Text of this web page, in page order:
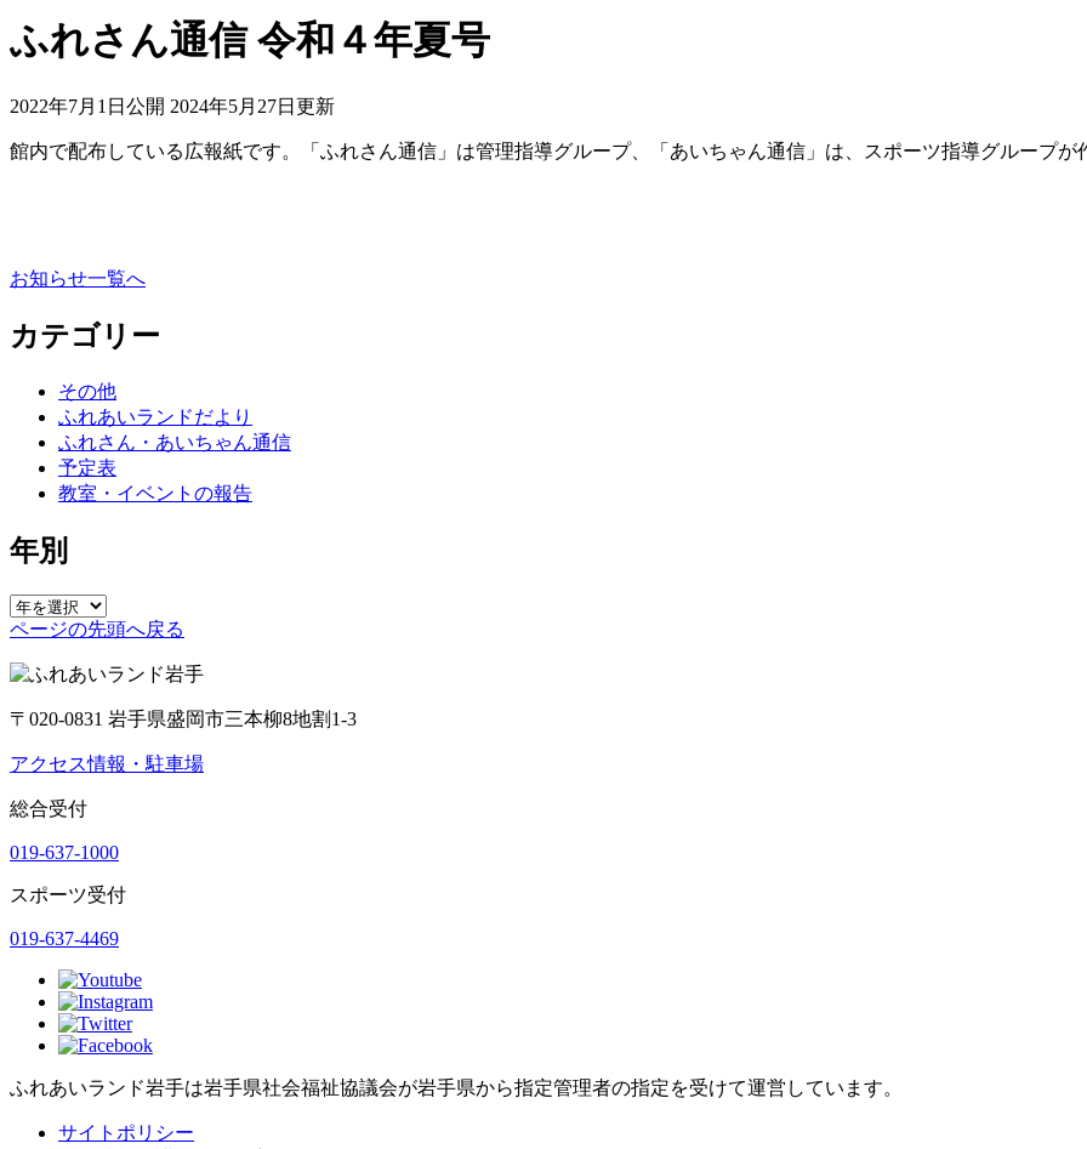
ふれさん通信 令和４年夏号
2022年7月1日公開 2024年5月27日更新
館内で配布している広報紙です。「ふれさん通信」は管理指導グループ、「あいちゃん通信」は、スポーツ指導グループが
お知らせ一覧へ
カテゴリー
その他
ふれあいランドだより
ふれさん・あいちゃん通信
予定表
教室・イベントの報告
年別
ページの先頭へ戻る
〒020-0831 岩手県盛岡市三本柳8地割1-3
アクセス情報・駐車場
総合受付
019-637-1000
スポーツ受付
019-637-4469
ふれあいランド岩手は岩手県社会福祉協議会が岩手県から指定管理者の指定を受けて運営しています。
サイトポリシー